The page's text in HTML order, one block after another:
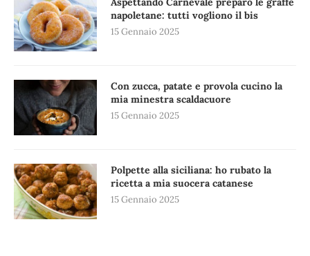
napoletane: tutti vogliono il bis
15 Gennaio 2025
Con zucca, patate e provola cucino la
mia minestra scaldacuore
15 Gennaio 2025
Polpette alla siciliana: ho rubato la
ricetta a mia suocera catanese
15 Gennaio 2025